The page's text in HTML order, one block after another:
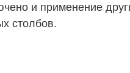
и применение
столбов.